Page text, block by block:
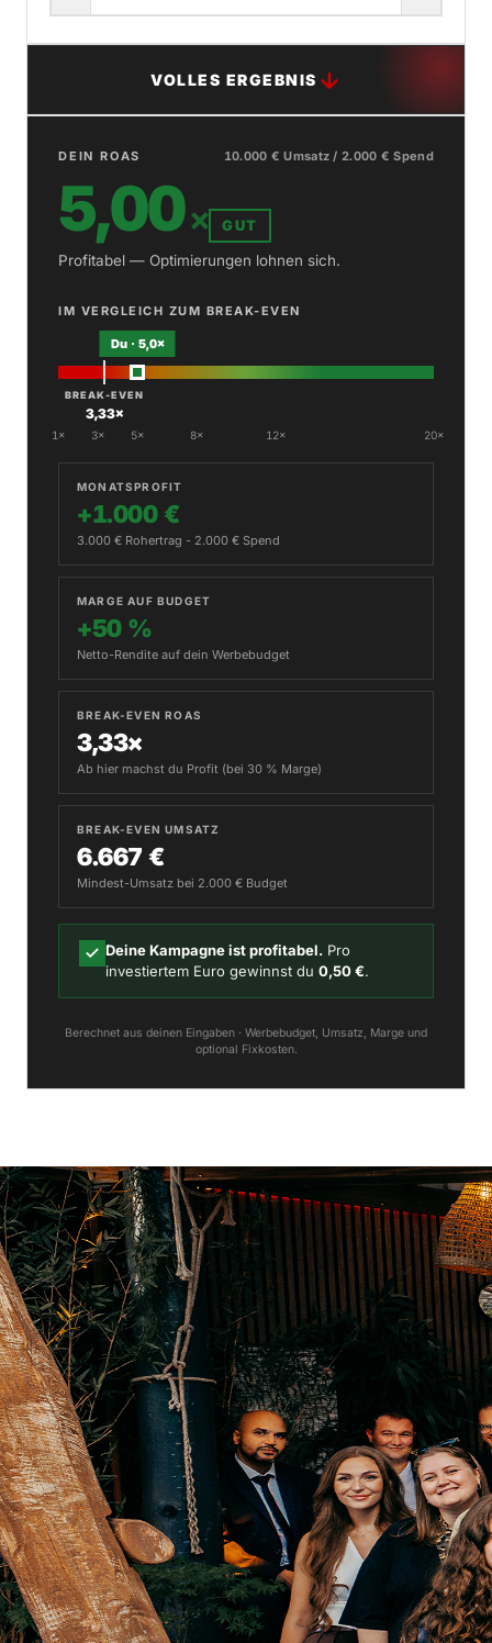
VOLLES ERGEBNIS
DEIN ROAS 10.000 € Umsatz / 2.000 € Spend
5,00×
GUT
Profitabel — Optimierungen lohnen sich.
IM VERGLEICH ZUM BREAK-EVEN
Du · 5,0×
BREAK-EVEN
3,33×
1× 3× 5× 8× 12× 20×
MONATSPROFIT
+1.000 €
3.000 € Rohertrag - 2.000 € Spend
MARGE AUF BUDGET
+50 %
Netto-Rendite auf dein Werbebudget
BREAK-EVEN ROAS
3,33×
Ab hier machst du Profit (bei 30 % Marge)
BREAK-EVEN UMSATZ
6.667 €
Mindest-Umsatz bei 2.000 € Budget
Deine Kampagne ist profitabel. Pro
investiertem Euro gewinnst du 0,50 €.
Berechnet aus deinen Eingaben · Werbebudget, Umsatz, Marge und
optional Fixkosten.